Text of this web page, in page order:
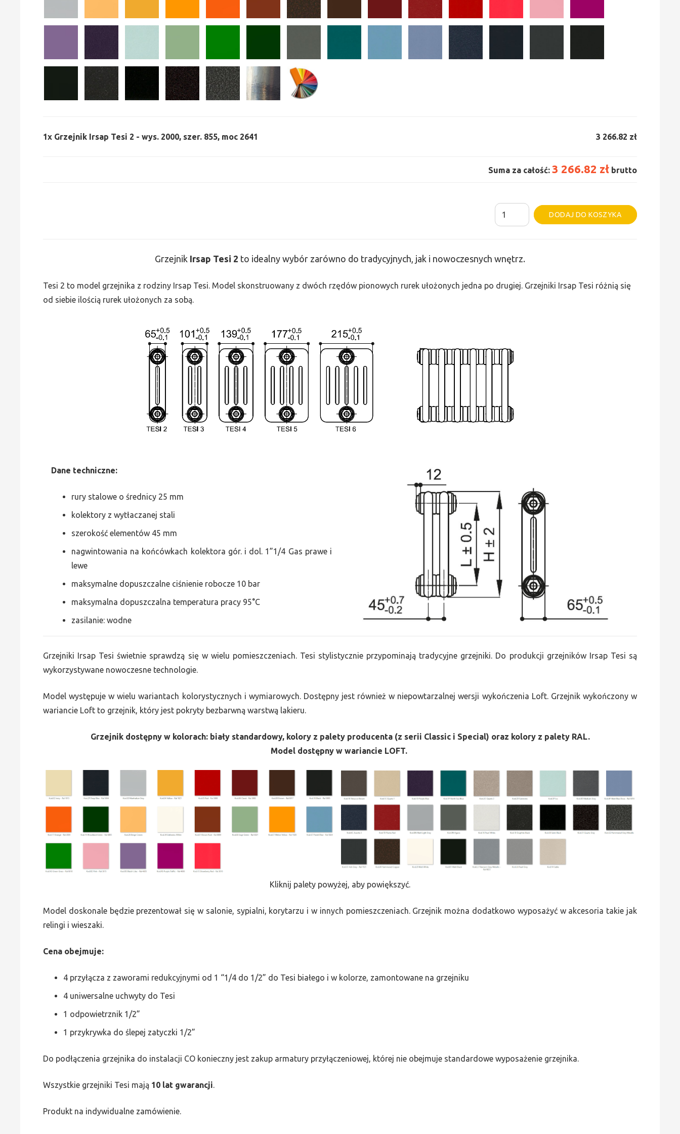
1x Grzejnik Irsap Tesi 2 - wys. 2000, szer. 855, moc 2641 3 266.82 zł
Suma za całość: 3 266.82 zł brutto
ilość
Grzejnik
moc
2641
DODAJ DO KOSZYKA
Alternative:
Grzejnik Irsap Tesi 2 to idealny wybór zarówno do tradycyjnych, jak i nowoczesnych wnętrz.
Tesi 2 to model grzejnika z rodziny Irsap Tesi. Model skonstruowany z dwóch rzędów pionowych rurek ułożonych jedna po drugiej. Grzejniki Irsap Tesi różnią się
od siebie ilością rurek ułożonych za sobą.
Dane techniczne:
rury stalowe o średnicy 25 mm
kolektory z wytłaczanej stali
szerokość elementów 45 mm
nagwintowania na końcówkach kolektora gór. i dol. 1”1/4 Gas prawe i
lewe
maksymalne dopuszczalne ciśnienie robocze 10 bar
maksymalna dopuszczalna temperatura pracy 95°C
zasilanie: wodne
Grzejniki Irsap Tesi świetnie sprawdzą się w wielu pomieszczeniach. Tesi stylistycznie przypominają tradycyjne grzejniki. Do produkcji grzejników Irsap Tesi są
wykorzystywane nowoczesne technologie.
Model występuje w wielu wariantach kolorystycznych i wymiarowych. Dostępny jest również w niepowtarzalnej wersji wykończenia Loft. Grzejnik wykończony w
wariancie Loft to grzejnik, który jest pokryty bezbarwną warstwą lakieru.
Grzejnik dostępny w kolorach: biały standardowy, kolory z palety producenta (z serii Classic i Special) oraz kolory z palety RAL.
Model dostępny w wariancie LOFT.
Kliknij palety powyżej, aby powiększyć.
Model doskonale będzie prezentował się w salonie, sypialni, korytarzu i w innych pomieszczeniach. Grzejnik można dodatkowo wyposażyć w akcesoria takie jak
relingi i wieszaki.
Cena obejmuje:
4 przyłącza z zaworami redukcyjnymi od 1 “1/4 do 1/2” do Tesi białego i w kolorze, zamontowane na grzejniku
4 uniwersalne uchwyty do Tesi
1 odpowietrznik 1/2”
1 przykrywka do ślepej zatyczki 1/2”
Do podłączenia grzejnika do instalacji CO konieczny jest zakup armatury przyłączeniowej, której nie obejmuje standardowe wyposażenie grzejnika.
Wszystkie grzejniki Tesi mają 10 lat gwarancji.
Produkt na indywidualne zamówienie.